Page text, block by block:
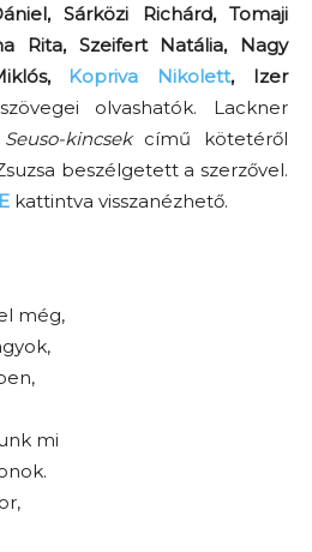
Sárközi Richárd, Tomaji
Rita, Szeifert Natália,
Nagy
Kopriva Nikolett, Izer
szövegei olvashatók. Lackner
kincsekcímű kötetéről
beszélgetett a szerzővel.
kattintva visszanézhető.
még,
mi